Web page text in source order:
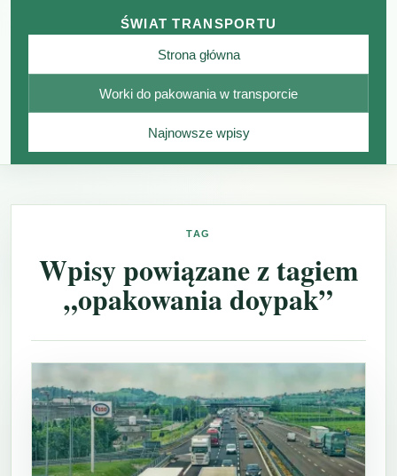
ŚWIAT TRANSPORTU
Strona główna
Worki do pakowania w transporcie
Najnowsze wpisy
TAG
Wpisy powiązane z tagiem
„opakowania doypak”